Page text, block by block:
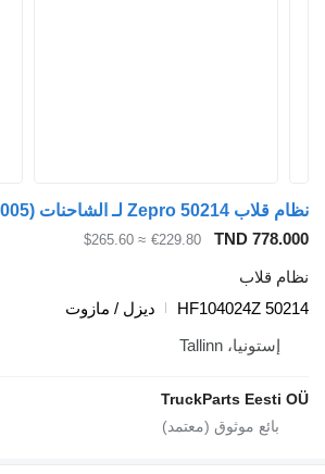
TND 778.000
€229.80
≈ $265.60
نظام قلاب
50214 HF104024Z
ديزل / مازوت
إستونيا، Tallinn
TruckParts Eesti OÜ